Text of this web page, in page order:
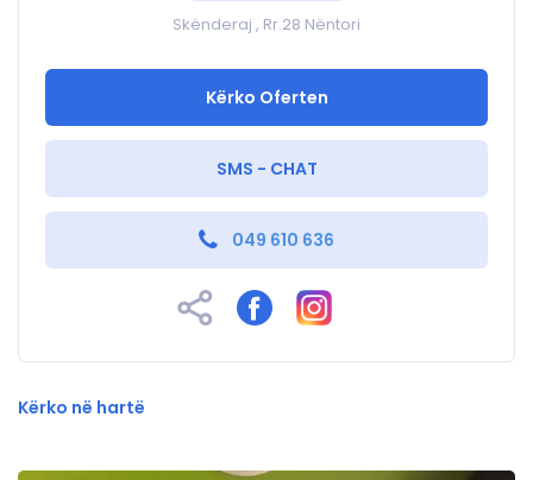
Skënderaj , Rr.28 Nëntori
Kërko Oferten
SMS - CHAT
049 610 636
Kërko në hartë